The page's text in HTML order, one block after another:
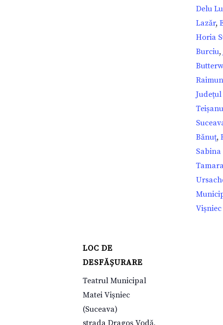
Delu
Lazăr,
Horia
Burciu,
Județul
Teișanu
Bănuț,
Sabina
Vișniec
LOC DE
DESFĂȘURARE
Teatrul Municipal
Matei Vișniec
(Suceava)
strada Dragoș Vodă,